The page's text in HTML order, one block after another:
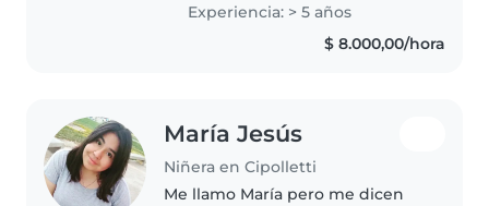
experiencia con bebés y niños/as
Experiencia: > 5 años
$ 8.000,00/hora
María Jesús
Niñera en Cipolletti
Me llamo María pero me dicen